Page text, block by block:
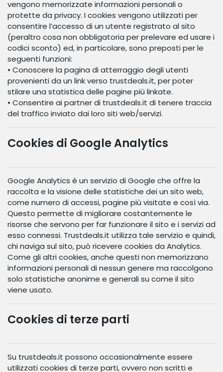
vengono memorizzate informazioni personali o
protette da privacy. I cookies vengono utilizzati per
consentire l’accesso di un utente registrato al sito
(peraltro cosa non obbligatoria per prelevare ed usare i
codici sconto) ed, in particolare, sono preposti per le
seguenti funzioni:
• Conoscere la pagina di atterraggio degli utenti
provenienti da un link verso trustdeals.it, per poter
stilare una statistica delle pagine più linkate.
• Consentire ai partner di trustdeals.it di tenere traccia
del traffico inviato dai loro siti web/servizi.
Cookies di Google Analytics
Google Analytics è un servizio di Google che offre la
raccolta e la visione delle statistiche dei un sito web,
come numero di accessi, pagine più visitate e così via.
Questo permette di migliorare costantemente le
risorse che servono per far funzionare il sito e i servizi ad
esso connessi. Trustdeals.it utilizza tale servizio e quindi,
chi naviga sul sito, può ricevere cookies da Analytics.
Come gli altri cookies, anche questi non memorizzano
informazioni personali di nessun genere ma raccolgono
solo statistiche anonime e generali su come il sito
viene usato.
Cookies di terze parti
Su trustdeals.it possono occasionalmente essere
utilizzati cookies di terze parti, ovvero non scritti e